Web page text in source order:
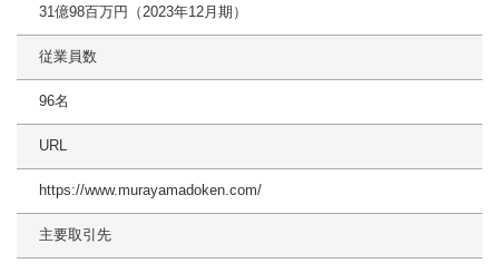
31億98百万円（2023年12月期）
従業員数
96名
URL
https://www.murayamadoken.com/
主要取引先